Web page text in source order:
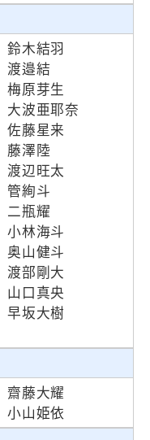
鈴木結羽
渡邉結
梅原芽生
大波亜耶奈
佐藤星来
藤澤陸
渡辺旺太
管絢斗
二瓶耀
小林海斗
奥山健斗
渡部剛大
山口真央
早坂大樹
齋藤大耀
小山姫依